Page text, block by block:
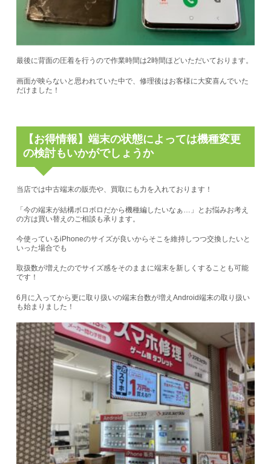
最後に背面の圧着を行うので作業時間は2時間ほどいただいております。
画面が映らないと思われていた中で、修理後はお客様に大変喜んでいた
だけました！
【お得情報】端末の状態によっては機種変更
の検討もいかがでしょうか
当店では中古端末の販売や、買取にも力を入れております！
「今の端末が結構ボロボロだから機種編したいなぁ…」とお悩みお考え
の方は買い替えのご相談も承ります。
今使っているiPhoneのサイズが良いからそこを維持しつつ交換したいと
いった場合でも
取扱数が増えたのでサイズ感をそのままに端末を新しくすることも可能
です！
6月に入ってから更に取り扱いの端末台数が増えAndroid端末の取り扱い
も始まりました！